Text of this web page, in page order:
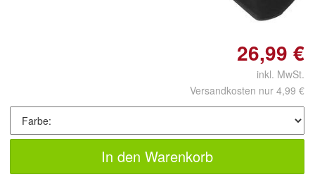
26,99 €
inkl. MwSt.
Versandkosten nur 4,99 €
In den Warenkorb